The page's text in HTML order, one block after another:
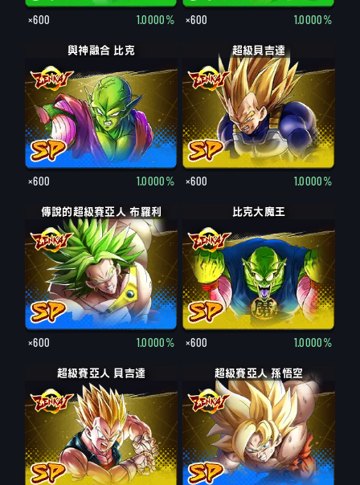
×600 1.0000% ×600 1.0000%
與神融合 比克
×600 1.0000%
超級貝吉達
×600 1.0000%
傳說的超級賽亞人 布羅利
×600 1.0000%
比克大魔王
×600 1.0000%
超級賽亞人 貝吉達 超級賽亞人 孫悟空